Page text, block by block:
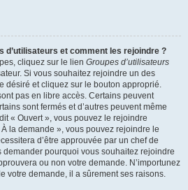
d’utilisateurs et comment les rejoindre ?
cliquez sur le lien Groupes d’utilisateurs
Si vous souhaitez rejoindre un des
désiré et cliquez sur le bouton approprié.
pas en libre accès. Certains peuvent
sont fermés et d’autres peuvent même
« Ouvert », vous pouvez le rejoindre
la demande », vous pouvez rejoindre le
d’être approuvée par un chef de
pourquoi vous souhaitez rejoindre
ou non votre demande. N’importunez
votre demande, il a sûrement ses raisons.